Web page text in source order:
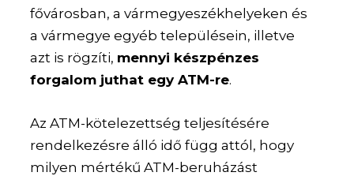
fővárosban, a vármegyeszékhelyeken és
a vármegye egyéb településein, illetve
azt is rögzíti, mennyi készpénzes
forgalom juthat egy ATM-re.
Az ATM-kötelezettség teljesítésére
rendelkezésre álló idő függ attól, hogy
milyen mértékű ATM-beruházást